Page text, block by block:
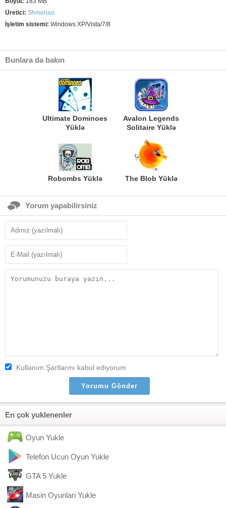
Üretici: Shmehao
İşletim sistemi: Windows XP/Vista/7/8
Bunlara da bakın
Ultimate Dominoes
Yüklə
Avalon Legends
Solitaire Yüklə
Robombs Yüklə The Blob Yüklə
Yorum yapabilirsiniz
Kullanım Şartlarını kabul ediyorum
En çok yuklenenler
Oyun Yukle
Telefon Ucun Oyun Yukle
GTA 5 Yukle
Masin Oyunlari Yukle